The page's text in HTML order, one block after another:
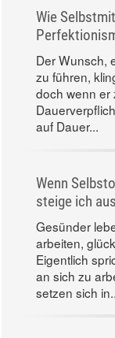
Wie
Der Wunsch,
zu führen,
doch wenn er
auf Dauer...
Wenn
steige ich
Gesünder
arbeiten,
Eigentlich
an sich zu
setzen sich